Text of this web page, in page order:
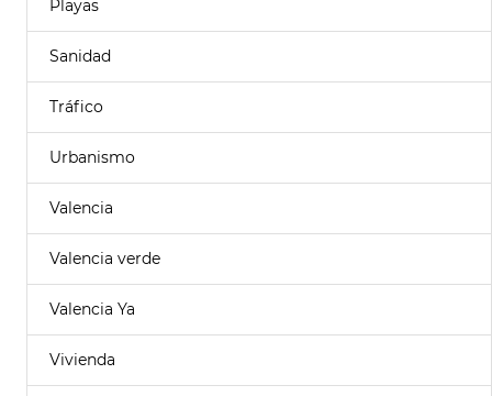
Playas
Sanidad
Tráfico
Urbanismo
Valencia
Valencia verde
Valencia Ya
Vivienda